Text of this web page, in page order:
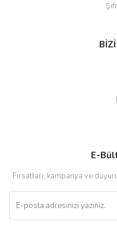
E-
Fırsatları, kampanya ve